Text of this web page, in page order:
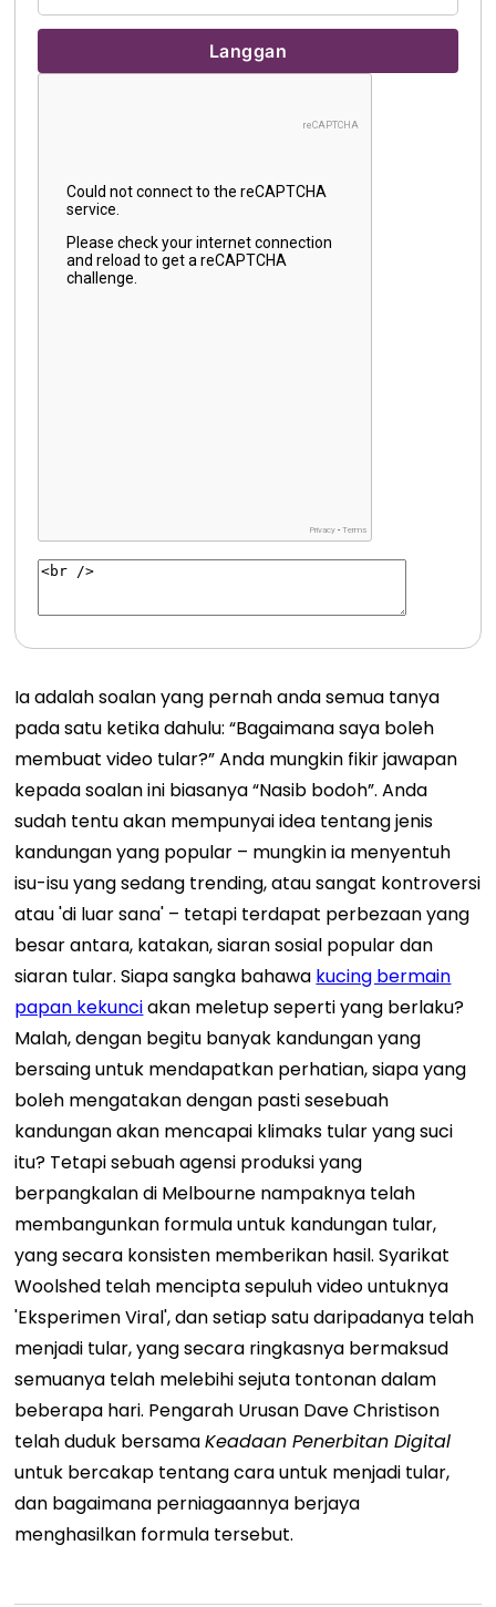
Ia adalah soalan yang pernah anda semua tanya
pada satu ketika dahulu: “Bagaimana saya boleh
membuat video tular?” Anda mungkin fikir jawapan
kepada soalan ini biasanya “Nasib bodoh”. Anda
sudah tentu akan mempunyai idea tentang jenis
kandungan yang popular – mungkin ia menyentuh
isu-isu yang sedang trending, atau sangat kontroversi
atau 'di luar sana' – tetapi terdapat perbezaan yang
besar antara, katakan, siaran sosial popular dan
siaran tular. Siapa sangka bahawa kucing bermain
papan kekunciakan meletup seperti yang berlaku?
Malah, dengan begitu banyak kandungan yang
bersaing untuk mendapatkan perhatian, siapa yang
boleh mengatakan dengan pasti sesebuah
kandungan akan mencapai klimaks tular yang suci
itu? Tetapi sebuah agensi produksi yang
berpangkalan di Melbourne nampaknya telah
membangunkan formula untuk kandungan tular,
yang secara konsisten memberikan hasil. Syarikat
Woolshed telah mencipta sepuluh video untuknya
'Eksperimen Viral', dan setiap satu daripadanya telah
menjadi tular, yang secara ringkasnya bermaksud
semuanya telah melebihi sejuta tontonan dalam
beberapa hari. Pengarah Urusan Dave Christison
telah duduk bersamaKeadaan Penerbitan Digital
untuk bercakap tentang cara untuk menjadi tular,
dan bagaimana perniagaannya berjaya
menghasilkan formula tersebut.